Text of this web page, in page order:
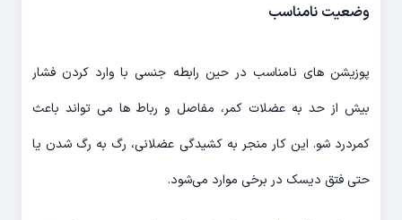
وضعیت نامناسب
پوزیشن های نامناسب در حین رابطه جنسی با وارد کردن فشار
بیش از حد به عضلات کمر، مفاصل و رباط ها می تواند باعث
کمردرد شو. این کار منجر به کشیدگی عضلانی، رگ به رگ شدن یا
حتی فتق دیسک در برخی موارد می‌شود.